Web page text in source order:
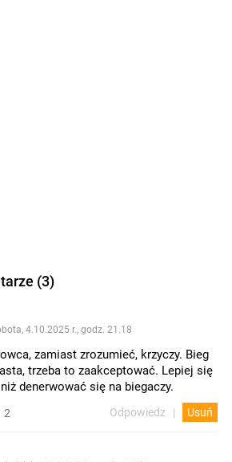
(3)
4.10.2025 r., godz. 21.18
zamiast zrozumieć, krzyczy. Bieg
trzeba to zaakceptować. Lepiej się
denerwować się na biegaczy.
2 Odpowiedz Usuń